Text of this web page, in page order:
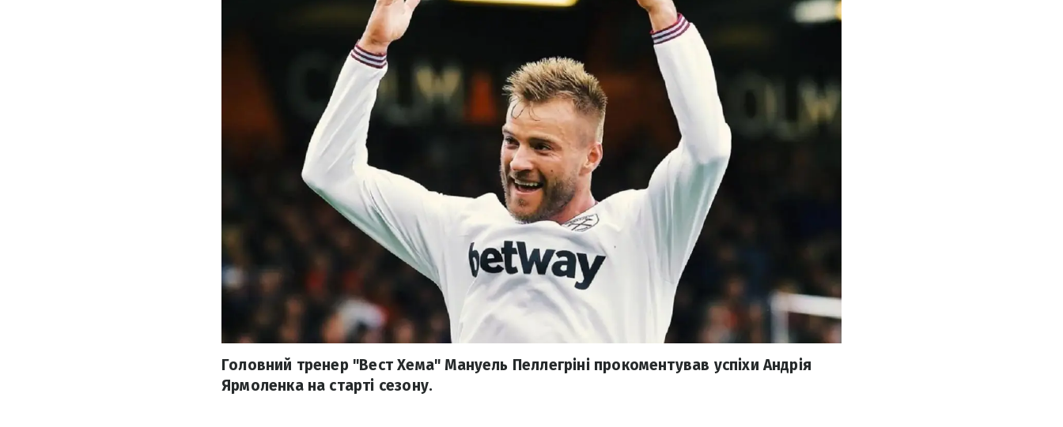
Головний тренер "Вест Хема" Мануель Пеллегріні прокоментував успіхи Андрія
Ярмоленка на старті сезону.